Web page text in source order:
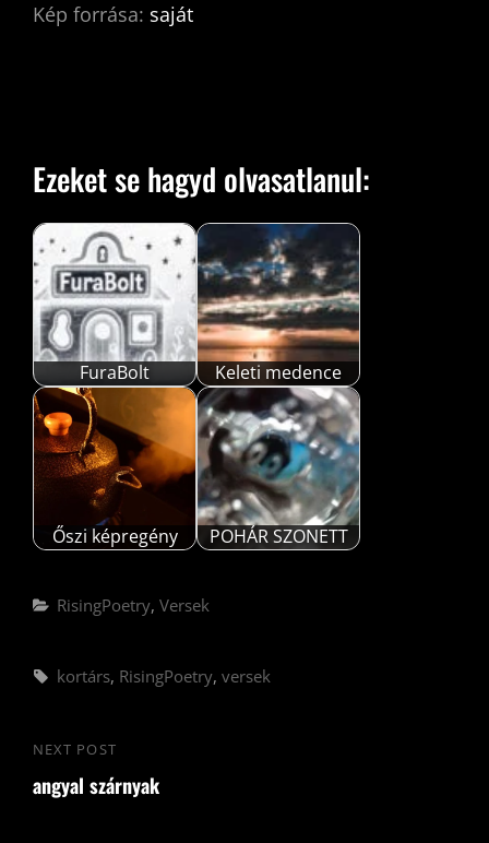
Kép forrása: saját
Ezeket se hagyd olvasatlanul:
FuraBolt Keleti medence
Őszi képregény POHÁR SZONETT
Categories
RisingPoetry, Versek
Tags,
kortárs, RisingPoetry, versek
Bejegyzés
navigáció
Next
Post
NEXT POST
angyal szárnyak